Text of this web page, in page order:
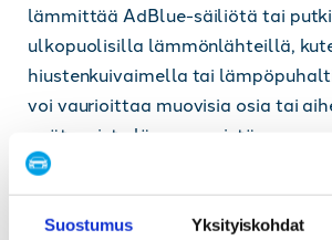
Suostumus Yksityiskohdat
lämmittää AdBlue-säiliötä tai
ulkopuolisilla lämmönlähteillä,
hiustenkuivaimella tai
voi vaurioittaa muovisia osia tai
epätasaista lämpenemistä.
Kun neste on sulanut, käynnistä